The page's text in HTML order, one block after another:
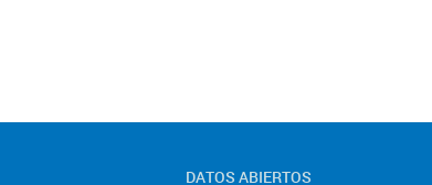
DATOS ABIERTOS